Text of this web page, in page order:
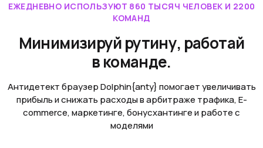
ЕЖЕДНЕВНО ИСПОЛЬЗУЮТ 860 ТЫСЯЧ ЧЕЛОВЕК И 2200
КОМАНД
Минимизируй рутину, работай
в команде.
Антидетект браузер Dolphin{anty} помогает увеличивать
прибыль и снижать расходы в арбитраже трафика, E-
commerce, маркетинге, бонусхантинге и работе с
моделями